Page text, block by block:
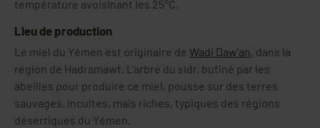
température avoisinant les 25°C.
Lieu de production
Le miel du Yémen est originaire de Wadi Daw'an, dans la
région de Hadramawt. L'arbre du sidr, butiné par les
abeilles pour produire ce miel, pousse sur des terres
sauvages, incultes, mais riches, typiques des régions
désertiques du Yémen.